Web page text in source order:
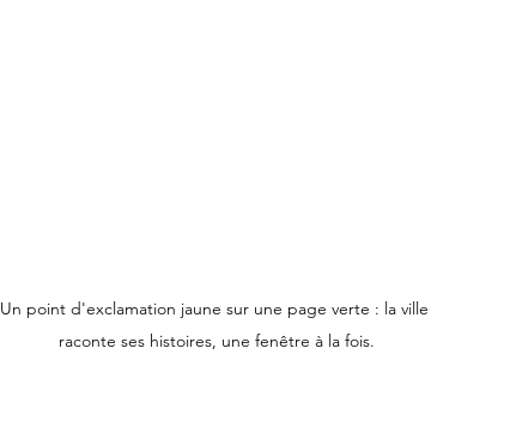
Un point d'exclamation jaune sur une page verte : la ville
raconte ses histoires, une fenêtre à la fois.